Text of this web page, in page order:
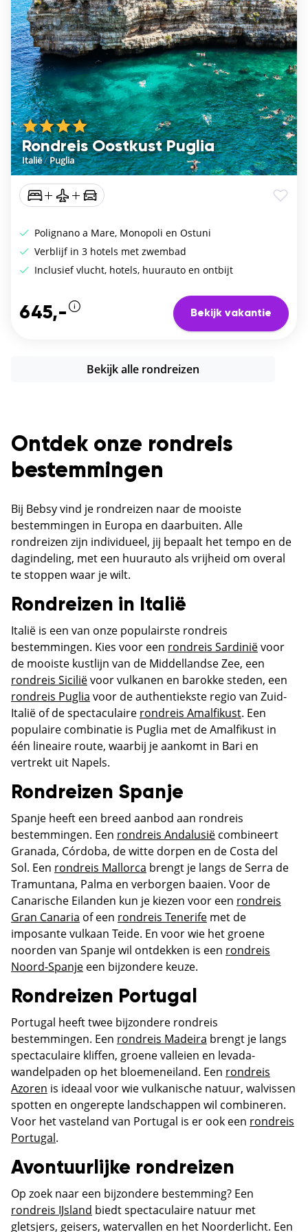
Rondreis Oostkust Puglia
Italië/Puglia
Polignano a Mare, Monopoli en Ostuni
Verblijf in 3 hotels met zwembad
Inclusief vlucht, hotels, huurauto en ontbijt
645,- Bekijk vakantie
Bekijk alle rondreizen
Ontdek onze rondreis
bestemmingen
Bij Bebsy vind je rondreizen naar de mooiste
bestemmingen in Europa en daarbuiten. Alle
rondreizen zijn individueel, jij bepaalt het tempo en de
dagindeling, met een huurauto als vrijheid om overal
te stoppen waar je wilt.
Rondreizen in Italië
Italië is een van onze populairste rondreis
bestemmingen. Kies voor een rondreis Sardiniëvoor
de mooiste kustlijn van de Middellandse Zee, een
rondreis Siciliëvoor vulkanen en barokke steden, een
rondreis Puglia voor de authentiekste regio van Zuid-
Italië of de spectaculaire rondreis Amalfikust. Een
populaire combinatie is Puglia met de Amalfikust in
één lineaire route, waarbij je aankomt in Bari en
vertrekt uit Napels.
Rondreizen Spanje
Spanje heeft een breed aanbod aan rondreis
bestemmingen. Een rondreis Andalusië combineert
Granada, Córdoba, de witte dorpen en de Costa del
Sol. Een rondreis Mallorca brengt je langs de Serra de
Tramuntana, Palma en verborgen baaien. Voor de
Canarische Eilanden kun je kiezen voor een rondreis
Gran Canaria of een rondreis Tenerife met de
imposante vulkaan Teide. En voor wie het groene
noorden van Spanje wil ontdekken is een rondreis
Noord-Spanje een bijzondere keuze.
Rondreizen Portugal
Portugal heeft twee bijzondere rondreis
bestemmingen. Een rondreis Madeira brengt je langs
spectaculaire kliffen, groene valleien en levada-
wandelpaden op het bloemeneiland. Een rondreis
Azoren is ideaal voor wie vulkanische natuur, walvissen
spotten en ongerepte landschappen wil combineren.
Voor het vasteland van Portugal is er ook een rondreis
Portugal.
Avontuurlijke rondreizen
Op zoek naar een bijzondere bestemming? Een
rondreis IJsland biedt spectaculaire natuur met
gletsjers, geisers, watervallen en het Noorderlicht. Een